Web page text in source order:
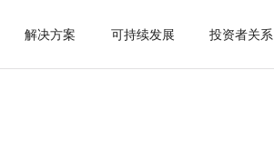
解決方案 可持續發展 投資者關系